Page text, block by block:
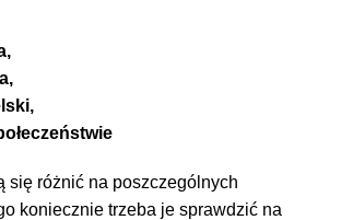
się różnić na poszczególnych
koniecznie trzeba je sprawdzić na